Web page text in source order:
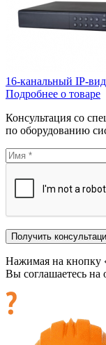
16-канальный IP-
Подробнее о товаре
Консультация со
по оборудованию
Нажимая на кнопку
Вы соглашаетесь на